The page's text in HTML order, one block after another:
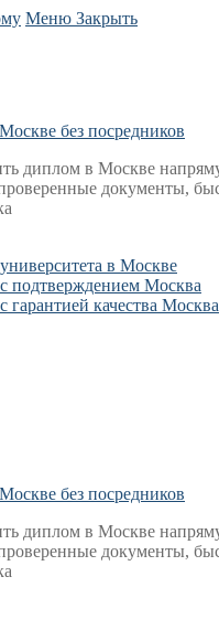
Меню Закрыть
без посредников
диплом в Москве
документы,
в Москве
подтверждением Москва
гарантией качества Москва
без посредников
диплом в Москве
документы,